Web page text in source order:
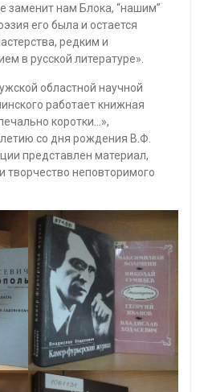
заменит нам Блока, “нашим”
его была и остается
редким и
в русской литературе».
областной научной
работает книжная
коротки…»,
со дня рождения В.Ф.
представлен материал,
неповторимого